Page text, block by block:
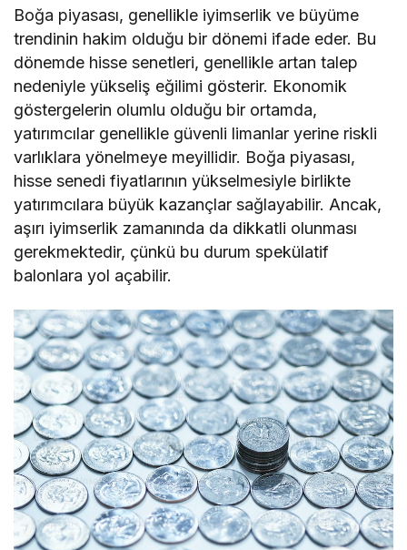
Boğa piyasası, genellikle iyimserlik ve büyüme
trendinin hakim olduğu bir dönemi ifade eder. Bu
dönemde hisse senetleri, genellikle artan talep
nedeniyle yükseliş eğilimi gösterir. Ekonomik
göstergelerin olumlu olduğu bir ortamda,
yatırımcılar genellikle güvenli limanlar yerine riskli
varlıklara yönelmeye meyillidir. Boğa piyasası,
hisse senedi fiyatlarının yükselmesiyle birlikte
yatırımcılara büyük kazançlar sağlayabilir. Ancak,
aşırı iyimserlik zamanında da dikkatli olunması
gerekmektedir, çünkü bu durum spekülatif
balonlara yol açabilir.